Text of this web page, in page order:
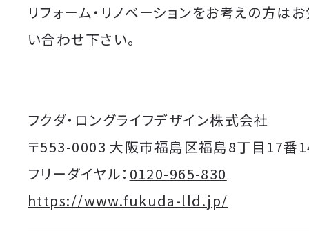
リフォーム・リノベーションをお考えの方は
い合わせ下さい。
フクダ・ロングライフデザイン株式会社
〒553-0003 大阪市福島区福島8丁目17番
フリーダイヤル： 0120-965-830
https://www.fukuda-lld.jp/